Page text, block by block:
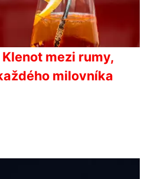
mezi rumy,
milovníka